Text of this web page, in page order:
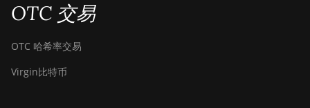
OTC 交易
OTC 哈希率交易
Virgin比特币